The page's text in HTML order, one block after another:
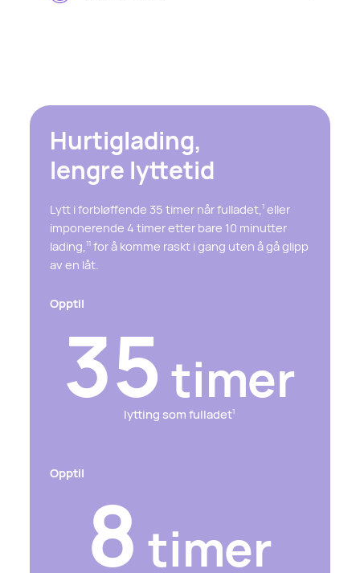
Hurtiglading,
lengre lyttetid
Lytt i forbløffende 35 timer når fulladet, 1 eller
imponerende 4 timer etter bare 10 minutter
lading, 11 for å komme raskt i gang uten å gå glipp
av en låt.
Opptil
35 timer
lytting som fulladet1
Opptil
8 timer